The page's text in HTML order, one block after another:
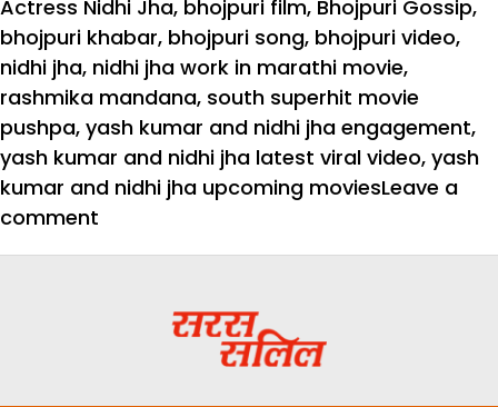
Actress Nidhi Jha, bhojpuri film, Bhojpuri Gossip,
bhojpuri khabar, bhojpuri song, bhojpuri video,
nidhi jha, nidhi jha work in marathi movie,
rashmika mandana, south superhit movie
pushpa, yash kumar and nidhi jha engagement,
yash kumar and nidhi jha latest viral video, yash
kumar and nidhi jha upcoming moviesLeave a
comment